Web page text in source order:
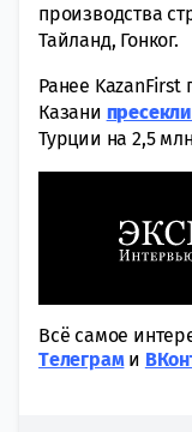
производства
Тайланд, Гонког.
Ранее KazanFirst
Казани
Турции на 2,5
Всё самое
Tелеграми